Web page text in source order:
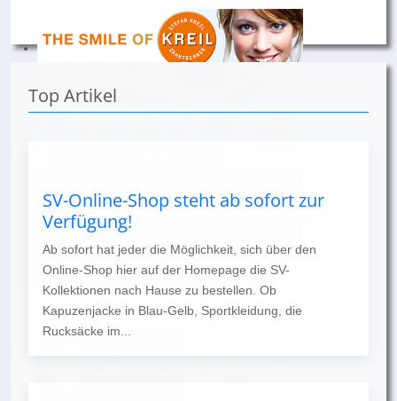
Top Artikel
SV-Online-Shop steht ab sofort zur
Verfügung!
Ab sofort hat jeder die Möglichkeit, sich über den
Online-Shop hier auf der Homepage die SV-
Kollektionen nach Hause zu bestellen. Ob
Kapuzenjacke in Blau-Gelb, Sportkleidung, die
Rucksäcke im...